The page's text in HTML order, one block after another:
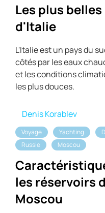
Les plus
d'Italie
L'Italie est un pays du
côtés par les eaux
et les conditions
les plus douces.
Denis Korablev
Voyage Yachting
Russie
Moscou
les réservoirs
Moscou